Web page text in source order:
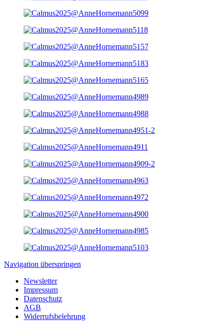
Navigation überspringen
Newsletter
Impressum
Datenschutz
AGB
Widerrufsbelehrung